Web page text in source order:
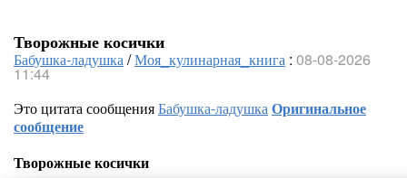
Творожные косички
Бабушка-ладушка/Моя_кулинарная_книга : 08-08-2026
11:44
Это цитата сообщенияБабушка-ладушкаОригинальное
сообщение
Творожные косички